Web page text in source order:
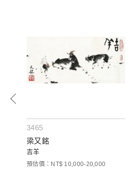
3465
梁又銘
吉羊
預估價：NT$ 10,000-20,000